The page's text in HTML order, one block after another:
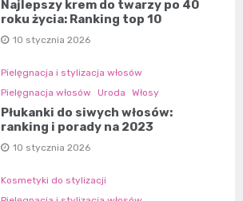
Najlepszy krem do twarzy po 40
roku życia: Ranking top 10
10 stycznia 2026
Pielęgnacja i stylizacja włosów
Pielęgnacja włosów
Uroda Włosy
Płukanki do siwych włosów:
ranking i porady na 2023
10 stycznia 2026
Kosmetyki do stylizacji